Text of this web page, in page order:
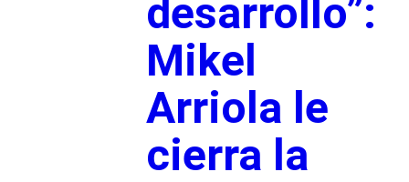
desarrollo”:
Mikel
Arriola le
cierra la